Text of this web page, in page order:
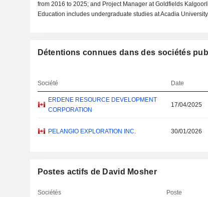
from 2016 to 2025; and Project Manager at Goldfields
Education includes undergraduate studies at Acadia
Détentions connues dans des sociétés
Société Date
ERDENE RESOURCE DEVELOPMENT
CORPORATION
17/04/2025
PELANGIO EXPLORATION INC. 30/01/2026
Postes actifs de David Mosher
Sociétés Poste